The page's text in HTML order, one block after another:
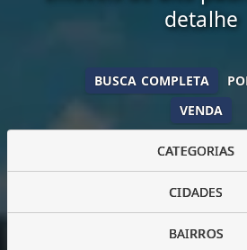
detalhe
VENDA
BUSCA COMPLETA
CATEGORIAS
CIDADES
BAIRROS